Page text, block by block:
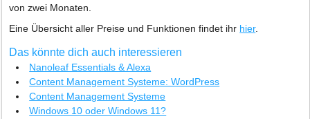
von zwei Monaten.
Eine Übersicht aller Preise und Funktionen findet ihr hier.
Das könnte dich auch interessieren
Nanoleaf Essentials & Alexa
Content Management Systeme: WordPress
Content Management Systeme
Windows 10 oder Windows 11?